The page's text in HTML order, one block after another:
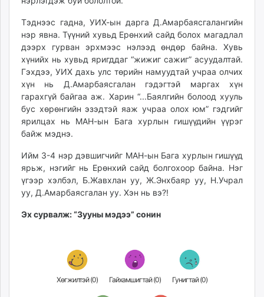
Тэднээс гадна, УИХ-ын дарга Д.Амарбаясгалангийн
нэр явна. Түүний хувьд Ерөнхий сайд болох магадлал
дээрх гурван эрхмээс нэлээд өндөр байна. Хувь
хүнийх нь хувьд яригддаг “жижиг сажиг” асуудалтай.
Гэхдээ, УИХ дахь улс төрийн намуудтай учраа олчих
хүн нь Д.Амарбаясгалан гэдэгтэй маргах хүн
гарахгүй байгаа аж. Харин “...Баялгийн болоод хууль
бус хөрөнгийн эзэдтэй яаж учраа олох юм” гэдгийг
ярилцах нь МАН-ын Бага хурлын гишүүдийн үүрэг
байж мэднэ.
Ийм 3-4 нэр дэвшигчийг МАН-ын Бага хурлын гишүүд
ярьж, нэгийг нь Ерөнхий сайд болгохоор байна. Нэг
үгээр хэлбэл, Б.Жавхлан уу, Ж.Энхбаяр уу, Н.Учрал
уу, Д.Амарбаясгалан уу. Хэн нь вэ?!
Эх сурвалж: “Зууны мэдээ” сонин
Хөгжилтэй (0) Гайхамшигтай (0) Гунигтай (0)